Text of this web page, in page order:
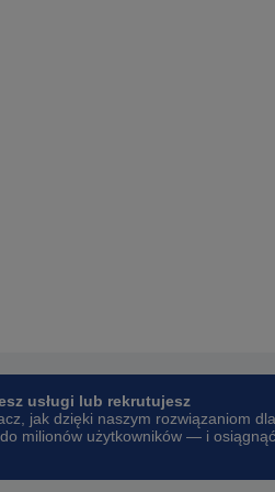
usługi lub rekrutujesz
jak dzięki naszym rozwiązaniom dla
milionów użytkowników — i osiągnąć